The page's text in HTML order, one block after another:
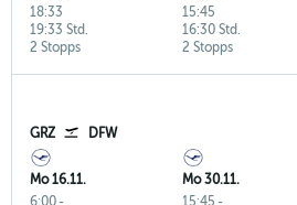
18:33
2 Stopps
19:33 Std.
15:45
2 Stopps
16:30 Std.
GRZ DFW
Mo 16.11.
6:00-
Mo 30.11.
15:45 -